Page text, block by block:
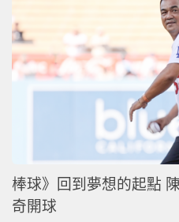
棒球》回到夢想的起點
奇開球